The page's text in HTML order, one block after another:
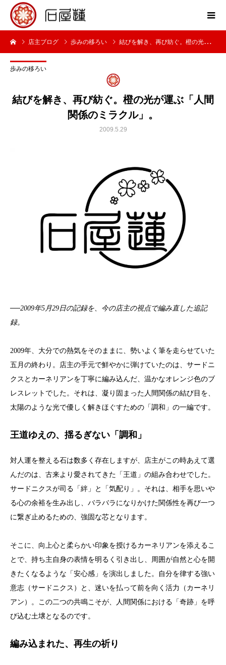
店主ブログ 歩みの移ろい 結びを解き、再び紡ぐ。橙の光が運ぶ「人間関係のミラクル」。
歩みの移ろい
結びを解き、再び紡ぐ。橙の光が運ぶ「人間
関係のミラクル」。
2009.5.29
──2009年5月29日の記録を、今の店主の視点で編み直した追記
録。
2009年、大分での熱気をそのままに、勢いよく筆を走らせていた
五月の終わり。店主の手元で鮮やかに弾けていたのは、サードニ
クスとカーネリアンを丁寧に編み込んだ、温かなオレンジ色のブ
レスレットでした。それは、凝り固まった人間関係の結び目を、
太陽のような光で優しく解きほぐすための「調和」の一編です。
王道ゆえの、揺るぎない「調和」
対人運を整える石は数多く存在しますが、店主がこの時あえて選
んだのは、古来より愛されてきた「王道」の組み合わせでした。
サードニクスが司る「絆」と「気配り」。それは、相手を思いや
る心の余裕を生み出し、バラバラになりかけた関係性を再び一つ
に繋ぎ止めるための、強固な芯となります。
そこに、向上心と柔らかい印象を授けるカーネリアンを添えるこ
とで、持ち主自身の表情を明るく引き出し、周囲が自然と心を開
きたくなるような「安心感」を演出しました。自分を律する強い
意志（サードニクス）と、迷いを払って前を向く活力（カーネリ
アン）。この二つの共鳴こそが、人間関係における「奇跡」を呼
び込む土壌となるのです。
編み込まれた、再生の祈り